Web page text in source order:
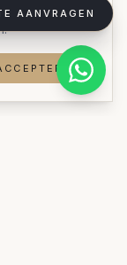
AANVRAGEN
te